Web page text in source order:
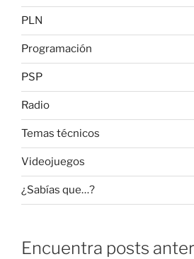
PLN
Programación
PSP
Radio
Temas técnicos
Videojuegos
¿Sabías que…?
Encuentra posts